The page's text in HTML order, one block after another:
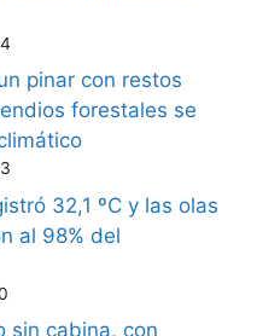
pinar con restos
forestales se
32,1 ºC y las olas
al 98% del
sin cabina, con